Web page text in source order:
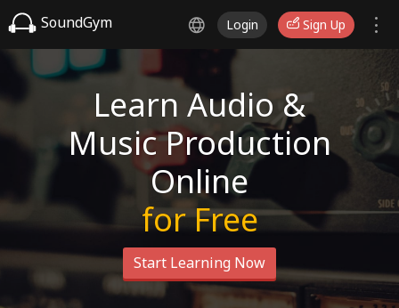
SoundGym Login Sign Up
Learn Audio &
Music Production
Online
for Free
Start Learning Now